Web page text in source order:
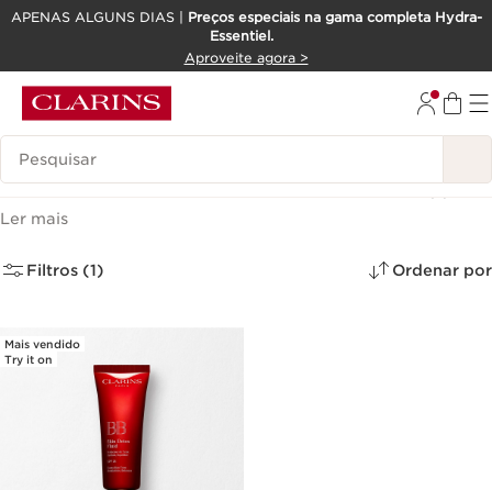
SALTAR PARA O CONTEÚDO
APENAS ALGUNS DIAS | Preços especiais na gama completa Hydra-
Essentiel.
Aproveite agora >
Pesquisar Legenda
BB creams e Cremes com Cor (1)
Ler mais
Filtros (1) Ordenar por
Mais vendido
Try it on